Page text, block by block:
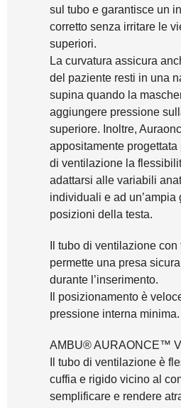
sul tubo e garantisce un
corretto senza irritare le
superiori.
La curvatura assicura
del paziente resti in una
supina quando la
aggiungere pressione
superiore. Inoltre,
appositamente
di ventilazione la
adattarsi alle variabili
individuali e ad un’ampia
posizioni della testa.
Il tubo di ventilazione con
permette una presa
durante l’inserimento.
Il posizionamento è
pressione interna minima.
AMBU® AURAONCE™
Il tubo di ventilazione è
cuffia e rigido vicino al
semplificare e rendere